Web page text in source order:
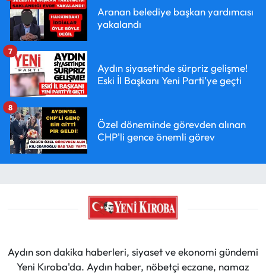
Aranan belediye başkan yardımcısı
yakalandı
Aydın siyasetinde sürpriz gelişme!
Eski İl Başkanı Yeni Parti’ye geçti
7
Özel döneminde görevden alınan
CHP'li gence önemli görev
8
Aydın son dakika haberleri, siyaset ve ekonomi gündemi
Yeni Kıroba'da. Aydın haber, nöbetçi eczane, namaz